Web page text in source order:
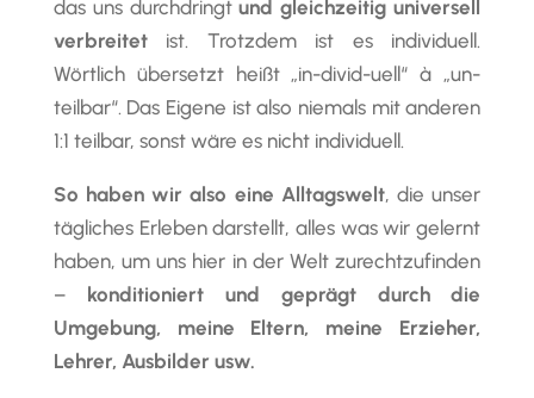
das uns durchdringtund gleichzeitig universell
verbreitetist. Trotzdem ist es individuell.
Wörtlich übersetzt heißt „in-divid-uell“ à „un-
teilbar“. Das Eigene ist also niemals mit anderen
1:1 teilbar, sonst wäre es nicht individuell.
So haben wir also eine Alltagswelt, die unser
tägliches Erleben darstellt, alles was wir gelernt
haben, um uns hier in der Welt zurechtzufinden
– konditioniert und geprägt durch die
Umgebung, meine Eltern, meine Erzieher,
Lehrer, Ausbilder usw.